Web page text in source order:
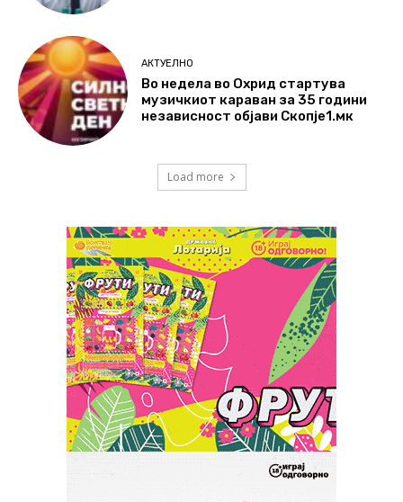
АКТУЕЛНО
Во недела во Охрид стартува
музичкиот караван за 35 години
независност објави Скопје1.мк
Load more